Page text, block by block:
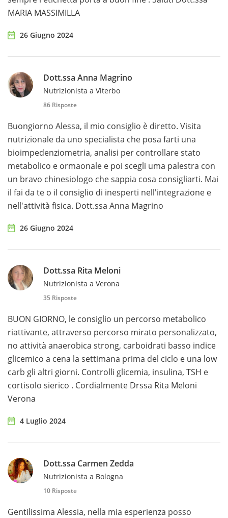
MARIA MASSIMILLA
26 Giugno 2024
Dott.ssa Anna Magrino
Nutrizionista a Viterbo
86 Risposte
Buongiorno Alessa, il mio consiglio è diretto. Visita
nutrizionale da uno specialista che posa farti una
bioimpedenziometria, analisi per controllare stato
metabolico e ormaonale e poi scegli uma palestra con
un bravo chinesiologo che sappia cosa consigliarti. Mai
il fai da te o il consiglio di inesperti nell'integrazione e
nell'attività fisica. Dott.ssa Anna Magrino
26 Giugno 2024
Dott.ssa Rita Meloni
Nutrizionista a Verona
35 Risposte
BUON GIORNO, le consiglio un percorso metabolico
riattivante, attraverso percorso mirato personalizzato,
no attività anaerobica strong, carboidrati basso indice
glicemico a cena la settimana prima del ciclo e una low
carb gli altri giorni. Controlli glicemia, insulina, TSH e
cortisolo sierico . Cordialmente Drssa Rita Meloni
Verona
4 Luglio 2024
Dott.ssa Carmen Zedda
Nutrizionista a Bologna
10 Risposte
Gentilissima Alessia, nella mia esperienza posso